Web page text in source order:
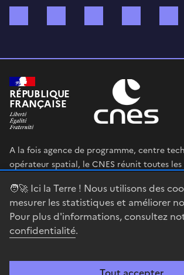
🧑‍🚀 Ici la Terre ! Nous utilisons des
mesurer les statistiques et améliorer
Pour plus d'informations, consultez
confidentialité.
RÉPUBLIQUE
FRANÇAISE
A la fois agence de programme, centre
opérateur spatial, le CNES réunit toutes
en œuvre sa stratégie spatiale.
legifrance.gouv.fr
gouvernement.fr